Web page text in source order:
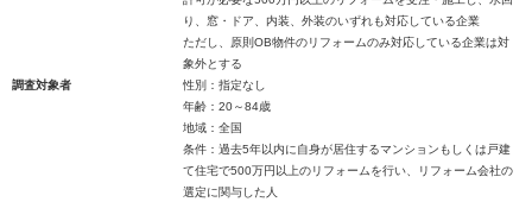
り、窓・ドア、内装、外装のいずれも対応している企業
ただし、原則OB物件のリフォームのみ対応している企業は対
象外とする
調査対象者
性別：指定なし
年齢：20～84歳
地域：全国
条件：過去5年以内に自身が居住するマンションもしくは戸建
て住宅で500万円以上のリフォームを行い、リフォーム会社の
選定に関与した人